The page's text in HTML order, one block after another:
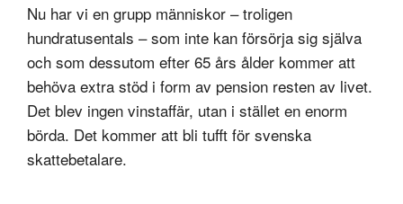
Nu har vi en grupp människor – troligen
hundratusentals – som inte kan försörja sig själva
och som dessutom efter 65 års ålder kommer att
behöva extra stöd i form av pension resten av livet.
Det blev ingen vinstaffär, utan i stället en enorm
börda. Det kommer att bli tufft för svenska
skattebetalare.